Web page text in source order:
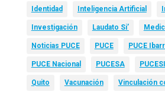
Identidad Inteligencia Artificial
Investigación Laudato Si’
Noticias PUCE PUCE PUCE
PUCE Nacional PUCESA PUCESI
Quito Vacunación Vinculación